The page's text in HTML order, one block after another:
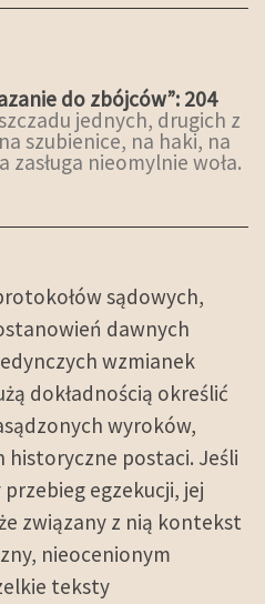
do zbójców”: 204
jednych, drugich z
szubienice, na haki, na
zasługa nieomylnie woła.
sądowych,
dawnych
wzmianek
dokładnością określić
wyroków,
historyczne postaci. Jeśli
egzekucji, jej
związany z nią kontekst
nieocenionym
teksty